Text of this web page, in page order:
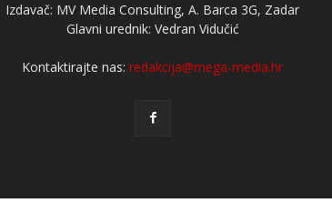
Izdavač: MV Media Consulting, A. Barca 3G, Zadar
Glavni urednik: Vedran Vidučić
Kontaktirajte nas:redakcija@mega-media.hr